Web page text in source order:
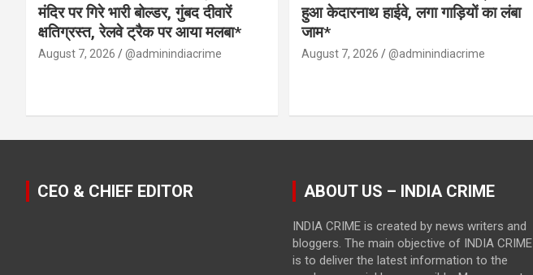
मंदिर पर गिरे भारी बोल्डर, गुंबद दीवारें
क्षतिग्रस्त, रेलवे ट्रैक पर आया मलबा*
August 7, 2026 @adminindiacrime
हुआ केदारनाथ हाईवे, लगा गाड़ियों का लंबा
जाम*
August 7, 2026 @adminindiacrime
CEO & CHIEF EDITOR ABOUT US – INDIA CRIME
INDIA CRIME is created by news writers and
bloggers. The main objective of INDIA CRIME
is to deliver the latest information to the